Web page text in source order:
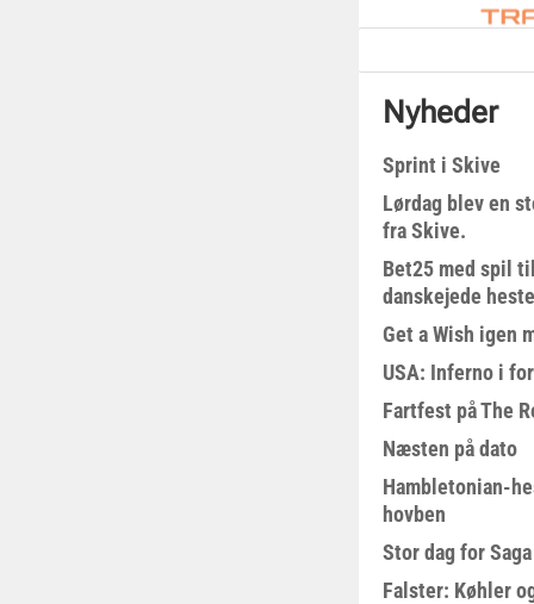
Nyheder
Sprint i Skive
Lørdag blev en
fra Skive.
Bet25 med spil
danskejede
Get a Wish igen
USA: Inferno i
Fartfest på The
Næsten på dato
Hambletonian-
hovben
Stor dag for
Falster: Køhler